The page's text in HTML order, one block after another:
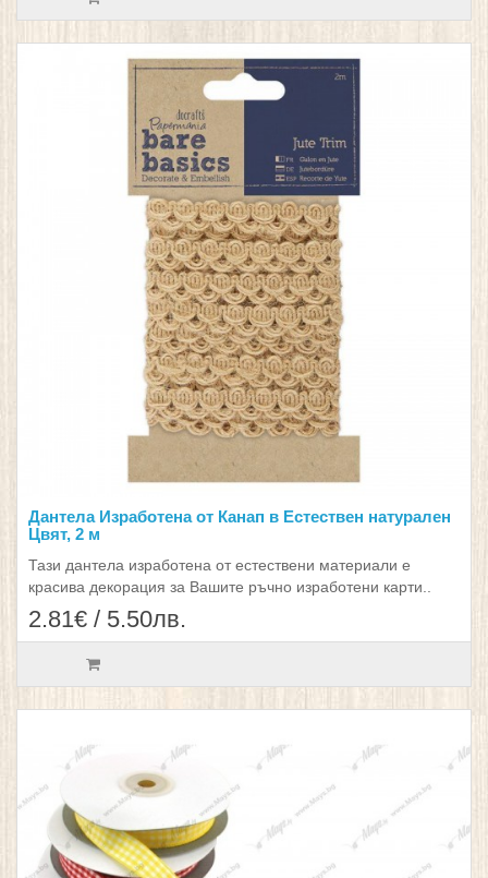
Дантела Изработена от Канап в Естествен натурален
Цвят, 2 м
Тази дантела изработена от естествени материали е
красива декорация за Вашите ръчно изработени карти..
2.81€ / 5.50лв.